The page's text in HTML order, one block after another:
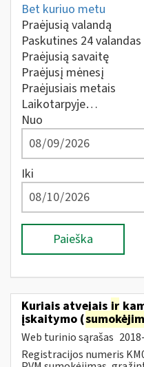
Bet kuriuo metu
Praėjusią valandą
Paskutines 24 valandas
Praėjusią savaitę
Praėjusį mėnesį
Praėjusiais metais
Laikotarpyje…
Nuo
Iki
Paieška
Kuriais atvejais ir
įskaitymo (
Web turinio sąrašas
Registracijos numeris